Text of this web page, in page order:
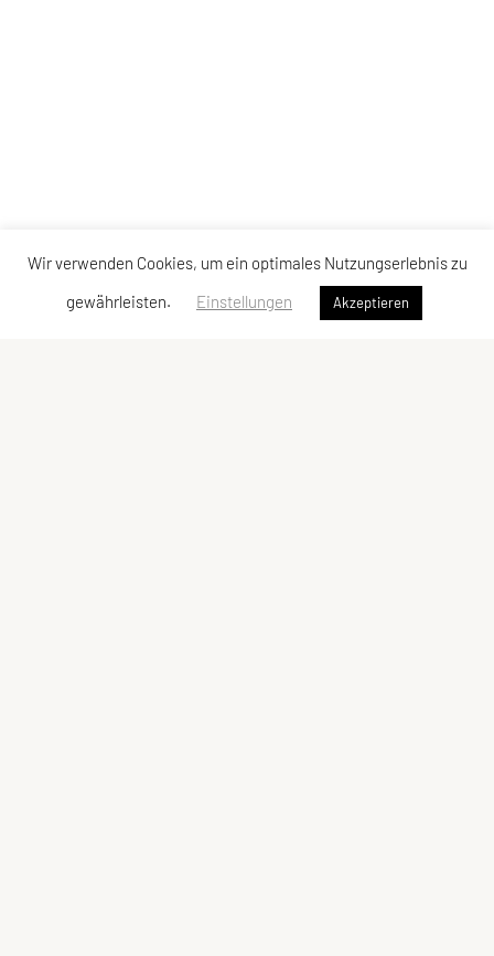
Wir verwenden Cookies, um ein optimales Nutzungserlebnis zu
gewährleisten.
Einstellungen Akzeptieren